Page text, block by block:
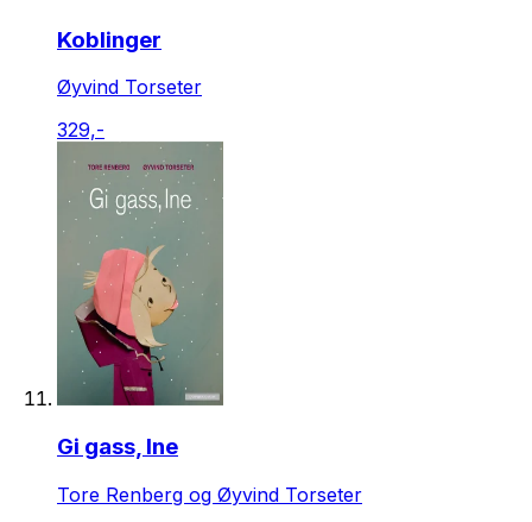
Koblinger
Øyvind Torseter
329,-
Gi gass, Ine
Tore Renberg og Øyvind Torseter